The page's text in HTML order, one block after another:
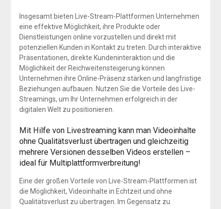
Insgesamt bieten Live-Stream-Plattformen Unternehmen
eine effektive Möglichkeit, ihre Produkte oder
Dienstleistungen online vorzustellen und direkt mit
potenziellen Kunden in Kontakt zu treten. Durch interaktive
Präsentationen, direkte Kundeninteraktion und die
Möglichkeit der Reichweitensteigerung können
Unternehmen ihre Online-Präsenz stärken und langfristige
Beziehungen aufbauen. Nutzen Sie die Vorteile des Live-
Streamings, um Ihr Unternehmen erfolgreich in der
digitalen Welt zu positionieren.
Mit Hilfe von Livestreaming kann man Videoinhalte
ohne Qualitätsverlust übertragen und gleichzeitig
mehrere Versionen desselben Videos erstellen –
ideal für Multiplattformverbreitung!
Eine der großen Vorteile von Live-Stream-Plattformen ist
die Möglichkeit, Videoinhalte in Echtzeit und ohne
Qualitätsverlust zu übertragen. Im Gegensatz zu